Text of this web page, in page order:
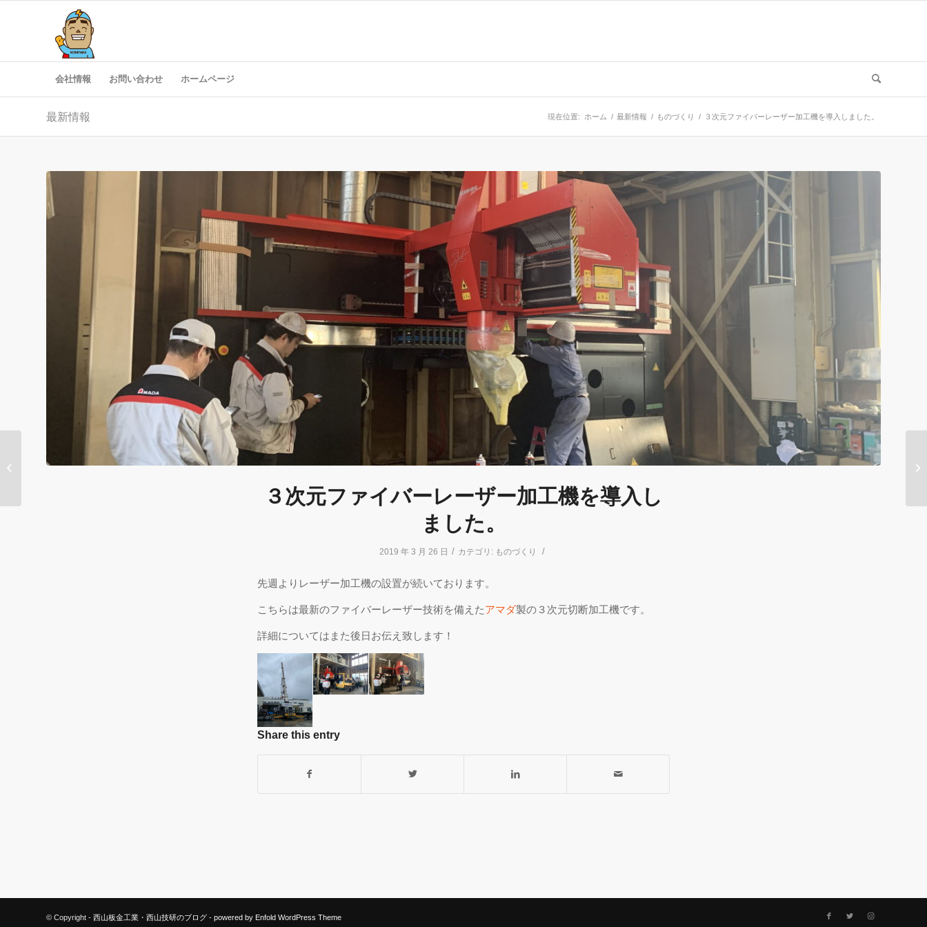
会社情報 お問い合わせ ホームページ
最新情報 現在位置: ホーム / 最新情報 / ものづくり / ３次元ファイバーレーザー加工機を導入しました。
３次元ファイバーレーザー加工機を導入し
ました。
2019 年 3 月 26 日 / カテゴリ: ものづくり /
先週よりレーザー加工機の設置が続いております。
こちらは最新のファイバーレーザー技術を備えたアマダ製の３次元切断加工機です。
詳細についてはまた後日お伝え致します！
Share this entry
© Copyright - 西山板金工業・西山技研のブログ - powered by Enfold WordPress Theme
平成30年度 高校生と企
業を結ぶ合同企業説明